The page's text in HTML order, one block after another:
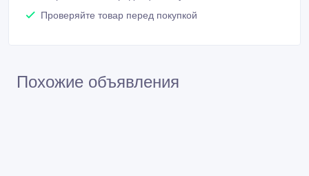
Проверяйте товар перед покупкой
Похожие объявления